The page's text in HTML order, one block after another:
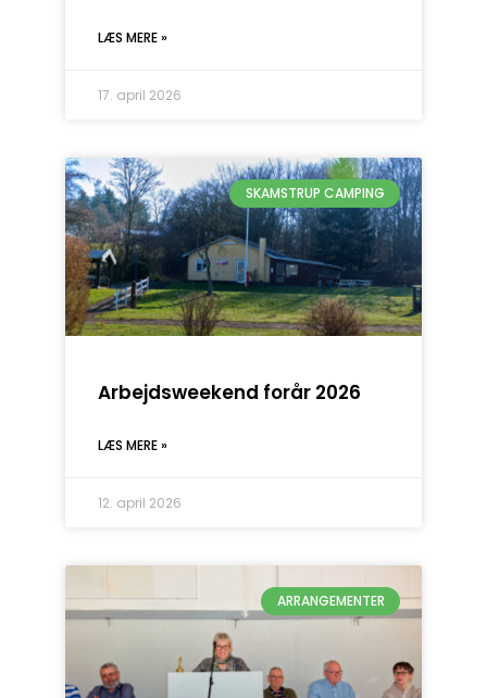
LÆS MERE »
17. april 2026
SKAMSTRUP CAMPING
Arbejdsweekend forår 2026
LÆS MERE »
12. april 2026
ARRANGEMENTER